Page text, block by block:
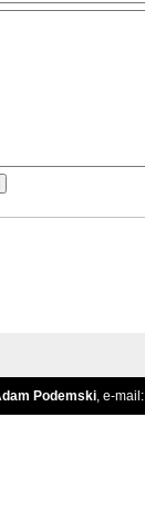
Podemski, e-mail: